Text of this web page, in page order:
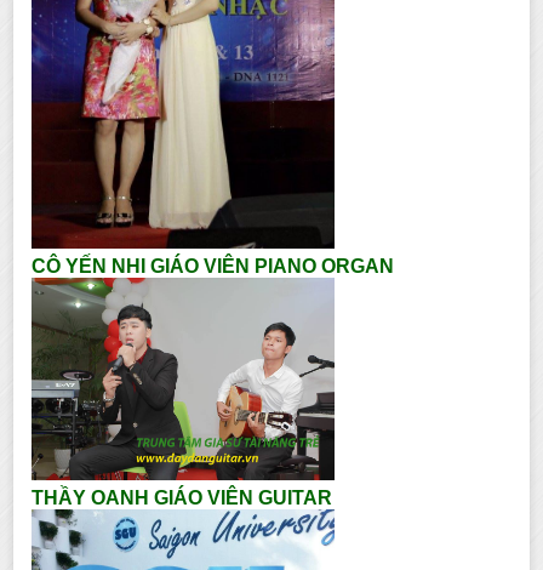
CÔ YẾN NHI GIÁO VIÊN PIANO ORGAN
THẦY OANH GIÁO VIÊN GUITAR